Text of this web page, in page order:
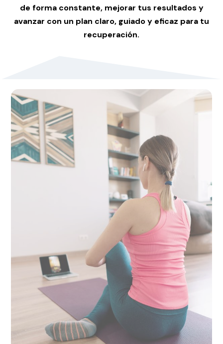
de forma constante, mejorar tus resultados y
avanzar con un plan claro, guiado y eficaz para tu
recuperación.